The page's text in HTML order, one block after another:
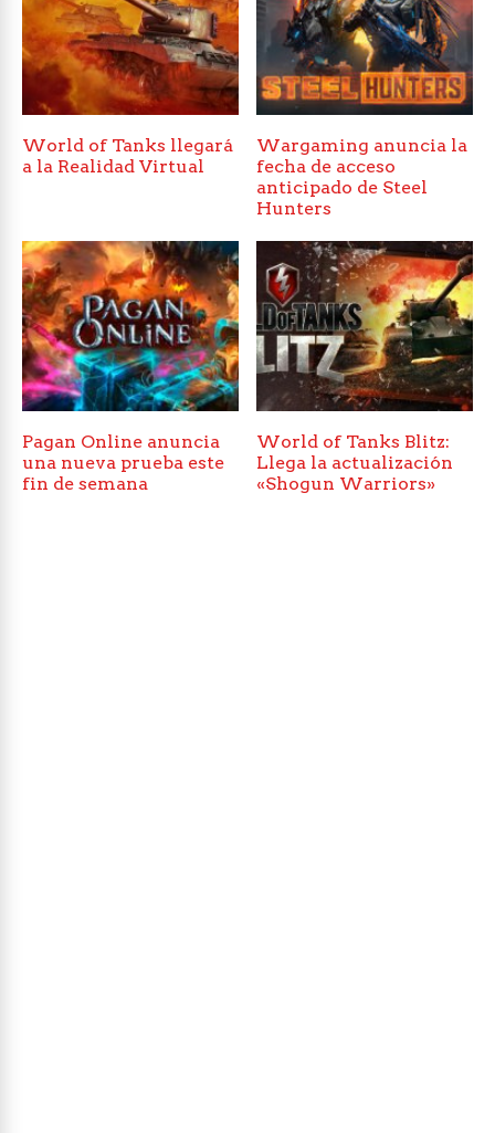
World of Tanks llegará
a la Realidad Virtual
Wargaming anuncia la
fecha de acceso
anticipado de Steel
Hunters
Pagan Online anuncia
una nueva prueba este
fin de semana
World of Tanks Blitz:
Llega la actualización
«Shogun Warriors»